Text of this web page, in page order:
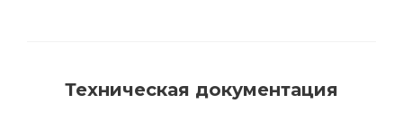
Техническая документация